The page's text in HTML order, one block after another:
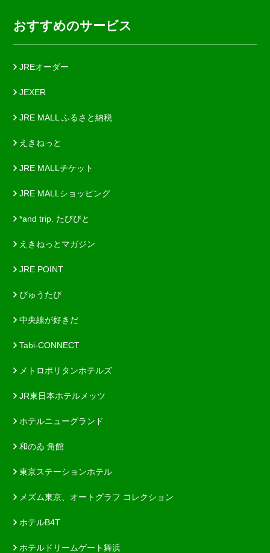
おすすめのサービス
JREオーダー
JEXER
JRE MALL ふるさと納税
えきねっと
JRE MALLチケット
JRE MALLショッピング
*and trip. たびびと
えきねっとマガジン
JRE POINT
びゅうたび
中央線が好きだ
Tabi-CONNECT
メトロポリタンホテルズ
JR東日本ホテルメッツ
ホテルニューグランド
和のゐ 角館
東京ステーションホテル
メズム東京、オートグラフ コレクション
ホテルB4T
ホテルドリームゲート舞浜